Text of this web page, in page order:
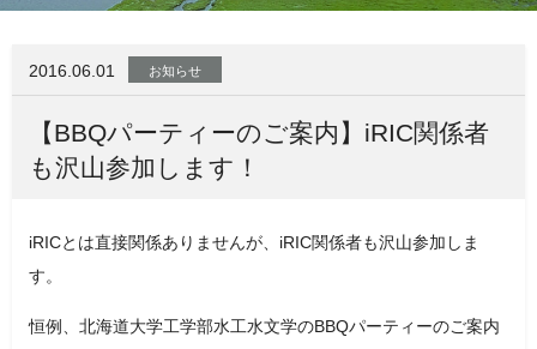
2016.06.01 お知らせ
【BBQパーティーのご案内】iRIC関係者
も沢山参加します！
iRICとは直接関係ありませんが、iRIC関係者も沢山参加しま
す。
恒例、北海道大学工学部水工水文学のBBQパーティーのご案内